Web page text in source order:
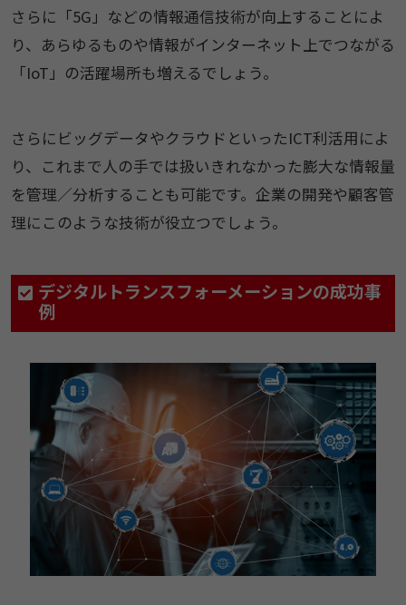
さらに「5G」などの情報通信技術が向上することによ
り、あらゆるものや情報がインターネット上でつながる
「IoT」の活躍場所も増えるでしょう。
さらにビッグデータやクラウドといったICT利活用によ
り、これまで人の手では扱いきれなかった膨大な情報量
を管理／分析することも可能です。企業の開発や顧客管
理にこのような技術が役立つでしょう。
デジタルトランスフォーメーションの成功事
例